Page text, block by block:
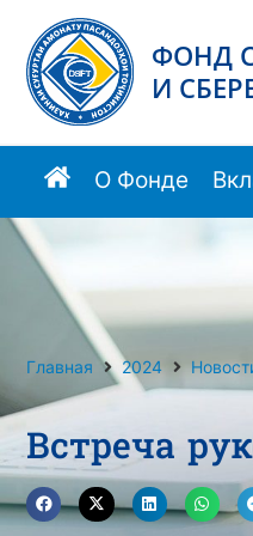
ФОНД
И
О Фонде
Главная 2024
Встреча